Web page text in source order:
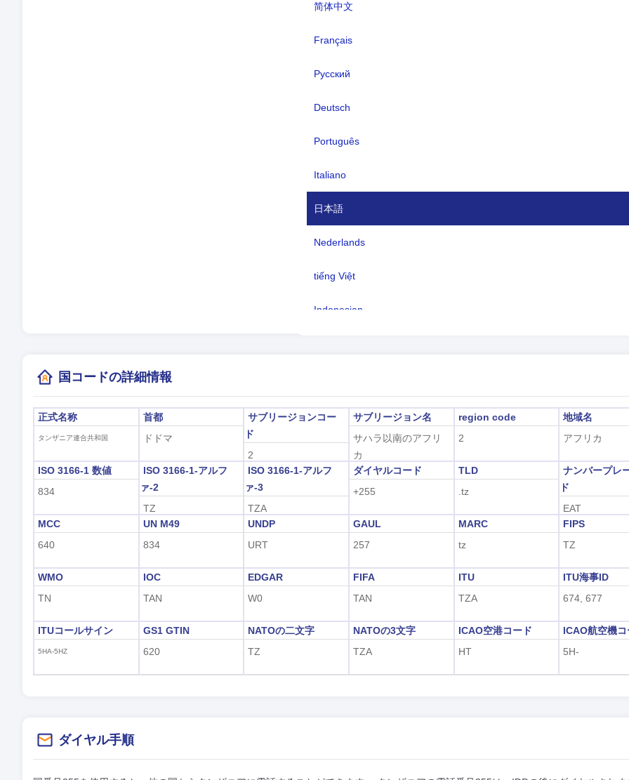
简体中文
Français
Русский
Deutsch
Português
Italiano
日本語
Nederlands
tiếng Việt
Indonesian
正式名称:
タイムゾーン:
現地時間:
国コードの詳細情報
正式名称
タンザニア連合共和国
首都
ドドマ
サブリージョンコー
ド
2
サブリージョン名
サハラ以南のアフリ
カ
region code
2
地域名
アフリカ
ISO 3166-1 数値
834
ISO 3166-1-アルフ
ァ-2
TZ
ISO 3166-1-アルフ
ァ-3
TZA
ダイヤルコード
+255
TLD
.tz
ナンバープレ
ド
EAT
MCC
640
UN M49
834
UNDP
URT
GAUL
257
MARC
tz
FIPS
TZ
WMO
TN
IOC
TAN
EDGAR
W0
FIFA
TAN
ITU
TZA
ITU海事ID
674, 677
ITUコールサイン
5HA-5HZ
GS1 GTIN
620
NATOの二文字
TZ
NATOの3文字
TZA
ICAO空港コード
HT
ICAO航空機コ
5H-
ダイヤル手順